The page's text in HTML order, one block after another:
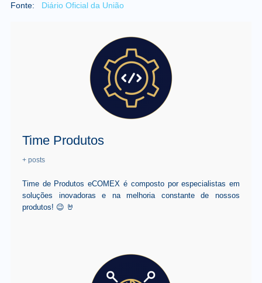
Fonte: Diário Oficial da União
Time Produtos
+ posts
Time de Produtos eCOMEX é composto por especialistas em
soluções inovadoras e na melhoria constante de nossos
produtos! 😉 🤘